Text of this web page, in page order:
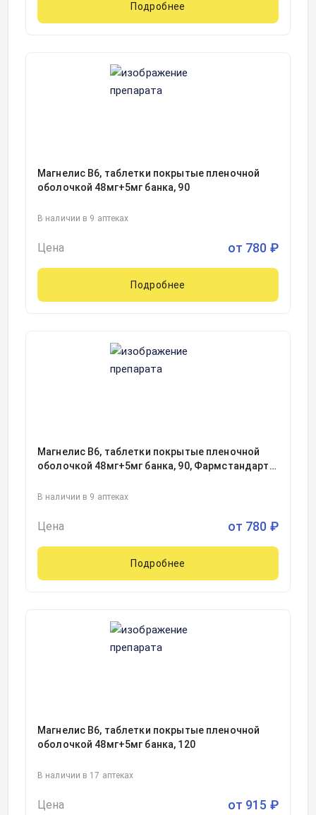
Подробнее
Магнелис В6, таблетки покрытые пленочной
оболочкой 48мг+5мг банка, 90
В наличии в 9 аптеках
Цена от 780 ₽
Подробнее
Магнелис В6, таблетки покрытые пленочной
оболочкой 48мг+5мг банка, 90, Фармстандарт-
В наличии в 9 аптеках
Цена от 780 ₽
Подробнее
Магнелис В6, таблетки покрытые пленочной
оболочкой 48мг+5мг банка, 120
В наличии в 17 аптеках
Цена от 915 ₽